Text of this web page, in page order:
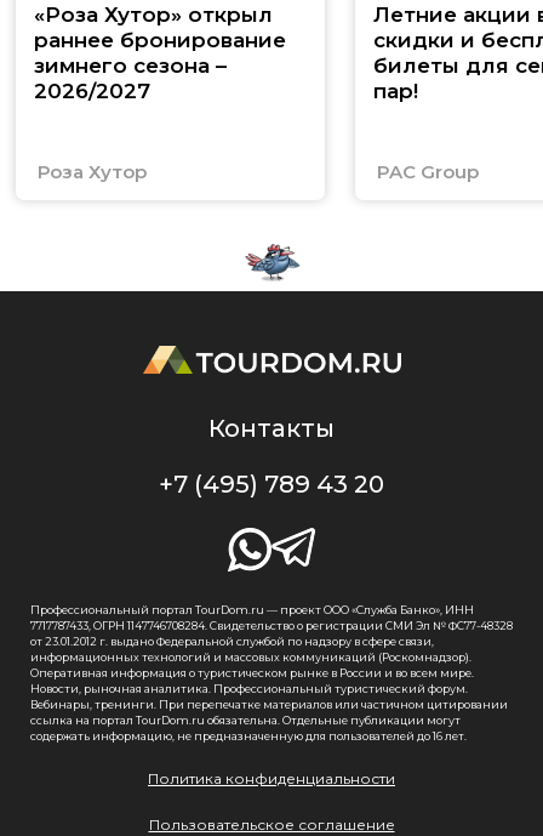
«Роза Хутор» открыл
раннее бронирование
зимнего сезона –
2026/2027
Роза Хутор
Летние акции
скидки и
билеты для
пар!
PAC Group
Контакты
+7 (495) 789 43 20
Профессиональный портал TourDom.ru — проект ООО «Служба Банко», ИНН
7717787433, ОГРН 1147746708284. Свидетельство о регистрации СМИ Эл № ФС77-48328
от 23.01.2012 г. выдано Федеральной службой по надзору в сфере связи,
информационных технологий и массовых коммуникаций (Роскомнадзор).
Оперативная информация о туристическом рынке в России и во всем мире.
Новости, рыночная аналитика. Профессиональный туристический форум.
Вебинары, тренинги. При перепечатке материалов или частичном цитировании
ссылка на портал TourDom.ru обязательна. Отдельные публикации могут
содержать информацию, не предназначенную для пользователей до 16 лет.
Политика конфиденциальности
Пользовательское соглашение